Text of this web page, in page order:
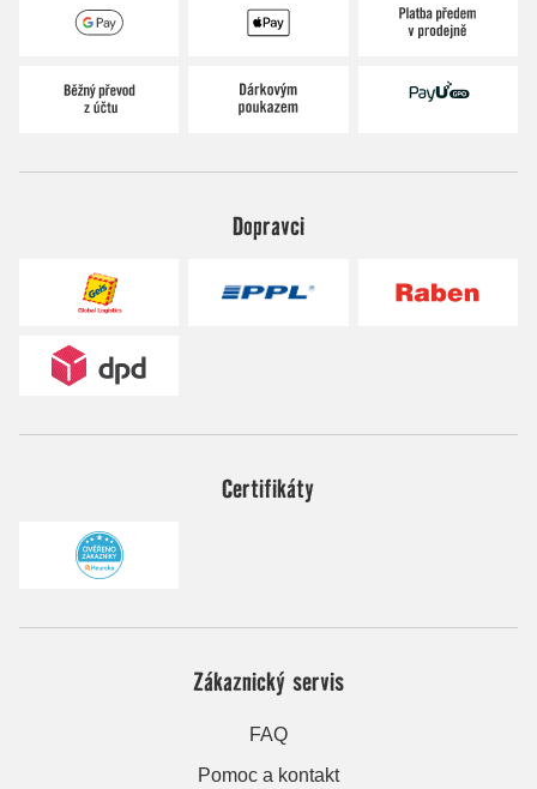
Dopravci
Certifikáty
Zákaznický servis
FAQ
Pomoc a kontakt